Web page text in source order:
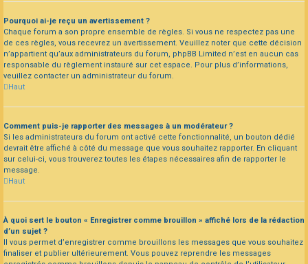
Pourquoi ai-je reçu un avertissement ?
Chaque forum a son propre ensemble de règles. Si vous ne respectez pas une
de ces règles, vous recevrez un avertissement. Veuillez noter que cette décision
n’appartient qu’aux administrateurs du forum, phpBB Limited n’est en aucun cas
responsable du règlement instauré sur cet espace. Pour plus d’informations,
veuillez contacter un administrateur du forum.
Haut
Comment puis-je rapporter des messages à un modérateur ?
Si les administrateurs du forum ont activé cette fonctionnalité, un bouton dédié
devrait être affiché à côté du message que vous souhaitez rapporter. En cliquant
sur celui-ci, vous trouverez toutes les étapes nécessaires afin de rapporter le
message.
Haut
À quoi sert le bouton « Enregistrer comme brouillon » affiché lors de la rédaction
d’un sujet ?
Il vous permet d’enregistrer comme brouillons les messages que vous souhaitez
finaliser et publier ultérieurement. Vous pouvez reprendre les messages